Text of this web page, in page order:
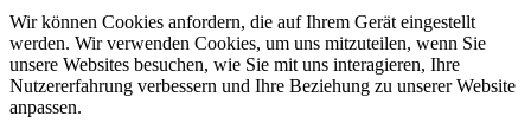
Wir können Cookies anfordern, die auf Ihrem Gerät eingestellt
werden. Wir verwenden Cookies, um uns mitzuteilen, wenn Sie
unsere Websites besuchen, wie Sie mit uns interagieren, Ihre
Nutzererfahrung verbessern und Ihre Beziehung zu unserer Website
anpassen.